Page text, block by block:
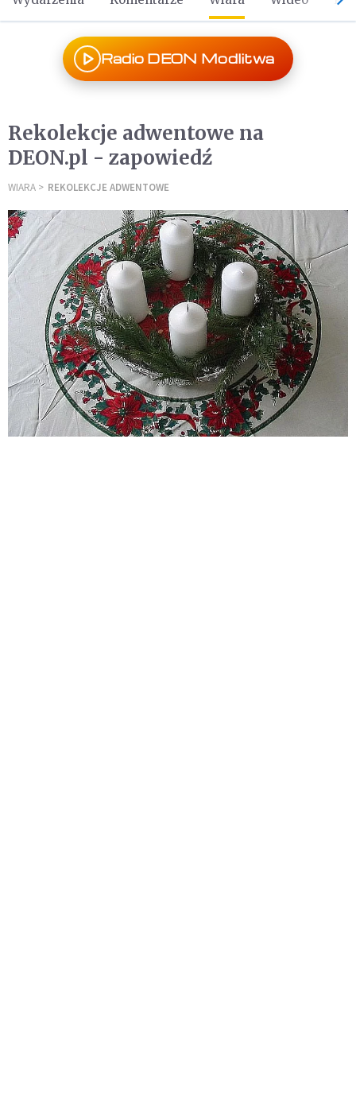
Radio DEON Modlitwa
Rekolekcje adwentowe na
DEON.pl - zapowiedź
WIARA REKOLEKCJE ADWENTOWE